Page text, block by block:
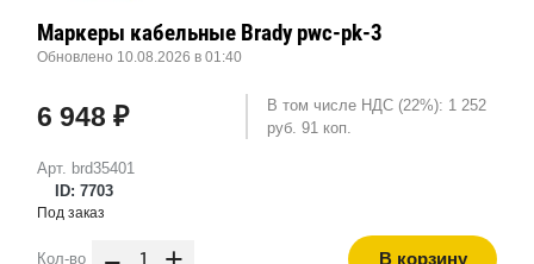
Арт. brd35401
ID: 7703
Маркеры кабельные Brady pwc-pk-3
Обновлено 10.08.2026 в 01:40
6 948 ₽
В том числе НДС (22%): 1 252
руб. 91 коп.
Под заказ
Кол-во В корзину